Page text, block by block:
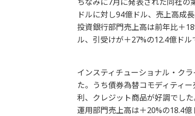
ドルに対し94億ドル、売上高成
投資銀行部門売上高は前年比＋
ル、引受けが＋27%の12.4億ド
インスティチューショナル・ク
た。うち債券為替コモディティ
利、クレジット商品が好調でし
運用部門売上高は＋20%の18.4億